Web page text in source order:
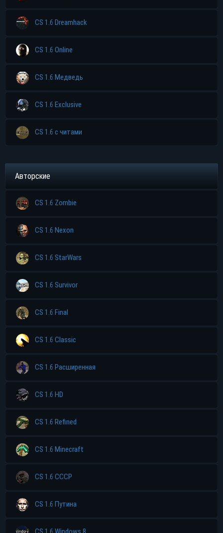
CS 1.6 Dreamhack
CS 1.6 Online
CS 1.6 Медведь
CS 1.6 Exclusive
CS 1.6 с читами
Авторские
CS 1.6 Zombie
CS 1.6 Nexon
CS 1.6 StarWars
CS 1.6 Survivor
CS 1.6 Final
CS 1.6 Classic
CS 1.6 Расширенная
CS 1.6 HD
CS 1.6 Refined
CS 1.6 Minecraft
CS 1.6 CCCP
CS 1.6 Путина